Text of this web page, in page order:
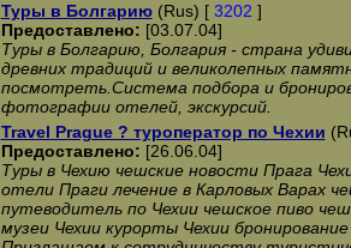
Туры в Болгарию(Rus) [ 3202 ]
Предоставлено: [03.07.04]
Туры в Болгарию, Болгария - страна
древних традиций и великолепных
посмотреть.Система подбора и
фотографии отелей, экскурсий.
Travel Prague ? туроператор по Чехии
Предоставлено: [26.06.04]
Туры в Чехию чешские новости Прага
отели Праги лечение в Карловых Варах
путеводитель по Чехии чешское пиво
музеи Чехии курорты Чехии